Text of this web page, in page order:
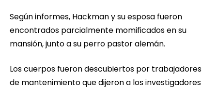
Según informes, Hackman y su esposa fueron
encontrados parcialmente momificados en su
mansión, junto a su perro pastor alemán.
Los cuerpos fueron descubiertos por trabajadores
de mantenimiento que dijeron a los investigadores